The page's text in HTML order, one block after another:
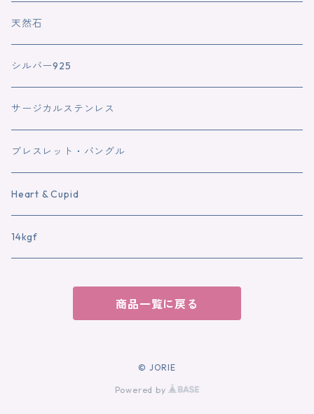
天然石
シルバー925
サージカルステンレス
ブレスレット・バングル
Heart & Cupid
14kgf
商品一覧に戻る
© JORIE
Powered by